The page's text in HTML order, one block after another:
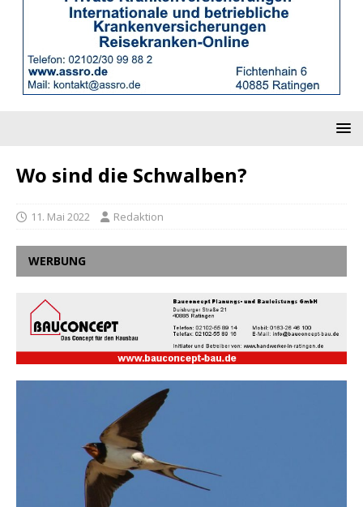
Wo sind die Schwalben?
11. Mai 2022 Redaktion
WERBUNG